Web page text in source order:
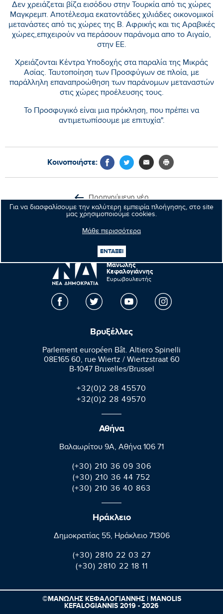
Για να διασφαλίσουμε την καλύτερη εμπειρία πλοήγησης, στο site
μας χρησιμοποιούμε cookies.
Μάθε περισσότερα
ΕΝΤΑΞΕΙ
Δεν χρειάζεται βίζα εισόδου στην Τουρκία από τις χώρες
Μαγκρεμπ. Αποτέλεσμα εκατοντάδες χιλιάδες οικονομικοί
μετανάστες από τις χώρες της Β. Αφρικής και τις Αραβικές
χώρες,επιχειρούν να περάσουν παράνομα απο το Αιγαίο,
στην ΕΕ.
Χρειάζονται Κέντρα Υποδοχής στα παραλία της Μικράς
Ασίας. Ταυτοποίηση των Προσφύγων σε πλοία, με
παράλληλη επαναπροώθηση των παράνομων μεταναστών
στις χώρες προέλευσης τους.
Το Προσφυγικό είναι μια πρόκληση, που πρέπει να
αντιμετωπίσουμε με επιτυχία".
Κοινοποιήστε:
Προηγούμενο νέο
Επόμενο νέο
Μανώλης
Κεφαλογιάννης
Ευρωβουλευτής
Βρυξέλλες
Parlement européen Bât. Altiero Spinelli
08E165 60, rue Wiertz / Wiertzstraat 60
B-1047 Bruxelles/Brussel
+32(0)2 28 45570
+32(0)2 28 49570
Αθήνα
Βαλαωρίτου 9A, Aθήνα 106 71
(+30) 210 36 09 306
(+30) 210 36 44 752
(+30) 210 36 40 863
Ηράκλειο
Δημοκρατίας 55, Ηράκλειο 71306
(+30) 2810 22 03 27
(+30) 2810 22 18 11
©ΜΑΝΩΛΗΣ ΚΕΦΑΛΟΓΙΑΝΝΗΣ | MANOLIS
KEFALOGIANNIS 2019 - 2026